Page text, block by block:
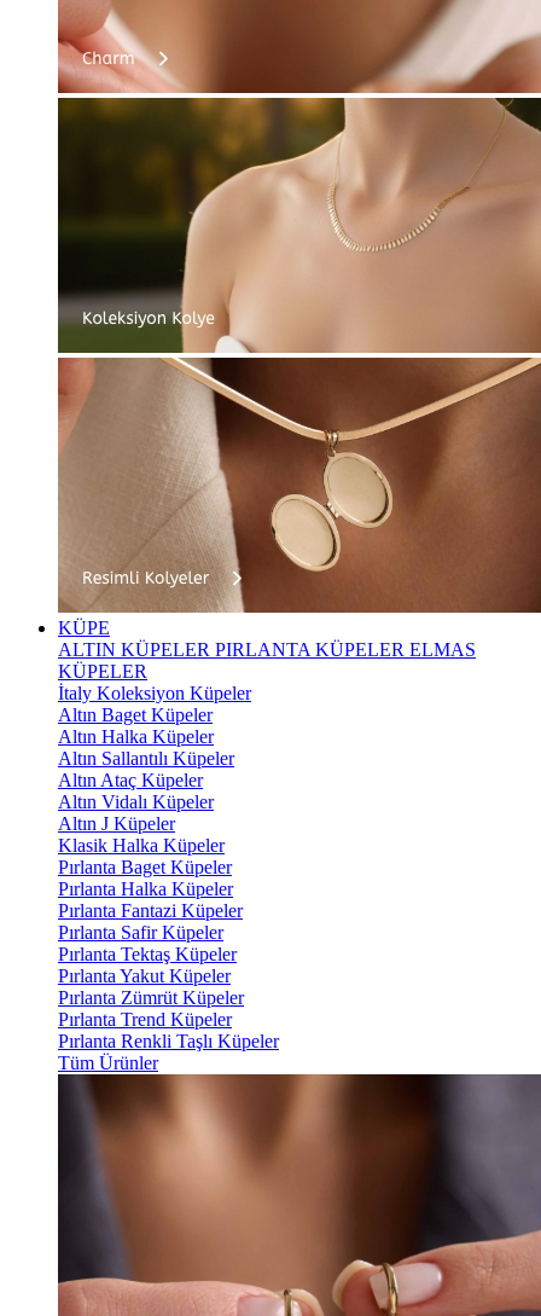
KÜPE
ALTIN KÜPELER PIRLANTA KÜPELER ELMAS
KÜPELER
İtaly Koleksiyon Küpeler
Altın Baget Küpeler
Altın Halka Küpeler
Altın Sallantılı Küpeler
Altın Ataç Küpeler
Altın Vidalı Küpeler
Altın J Küpeler
Klasik Halka Küpeler
Pırlanta Baget Küpeler
Pırlanta Halka Küpeler
Pırlanta Fantazi Küpeler
Pırlanta Safir Küpeler
Pırlanta Tektaş Küpeler
Pırlanta Yakut Küpeler
Pırlanta Zümrüt Küpeler
Pırlanta Trend Küpeler
Pırlanta Renkli Taşlı Küpeler
Tüm Ürünler